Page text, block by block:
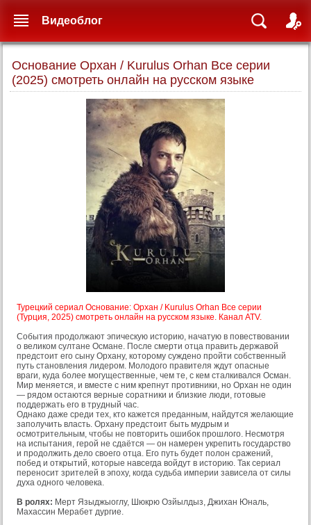
Основание Орхан / Kurulus Orhan Все серии
(2025) смотреть онлайн на русском языке
Турецкий сериал Основание: Орхан / Kurulus Orhan Все серии
(Турция, 2025) смотреть онлайн на русском языке. Канал ATV.
События продолжают эпическую историю, начатую в повествовании
о великом султане Османе. После смерти отца править державой
предстоит его сыну Орхану, которому суждено пройти собственный
путь становления лидером. Молодого правителя ждут опасные
враги, куда более могущественные, чем те, с кем сталкивался Осман.
Мир меняется, и вместе с ним крепнут противники, но Орхан не один
— рядом остаются верные соратники и близкие люди, готовые
поддержать его в трудный час.
Однако даже среди тех, кто кажется преданным, найдутся желающие
заполучить власть. Орхану предстоит быть мудрым и
осмотрительным, чтобы не повторить ошибок прошлого. Несмотря
на испытания, герой не сдаётся — он намерен укрепить государство
и продолжить дело своего отца. Его путь будет полон сражений,
побед и открытий, которые навсегда войдут в историю. Так сериал
переносит зрителей в эпоху, когда судьба империи зависела от силы
духа одного человека.
В ролях: Мерт Языджыоглу, Шюкрю Озйылдыз, Джихан Юналь,
Махассин Мерабет дургие.
Видеоблог